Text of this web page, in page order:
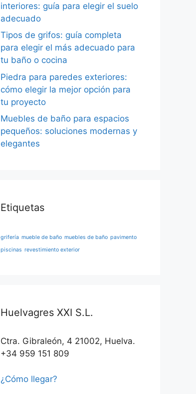
interiores: guía para elegir el suelo
adecuado
Tipos de grifos: guía completa
para elegir el más adecuado para
tu baño o cocina
Piedra para paredes exteriores:
cómo elegir la mejor opción para
tu proyecto
Muebles de baño para espacios
pequeños: soluciones modernas y
elegantes
Etiquetas
grifería mueble de baño muebles de baño pavimento
piscinas revestimiento exterior
Huelvagres XXI S.L.
Ctra. Gibraleón, 4 21002, Huelva.
+34 959 151 809
¿Cómo llegar?